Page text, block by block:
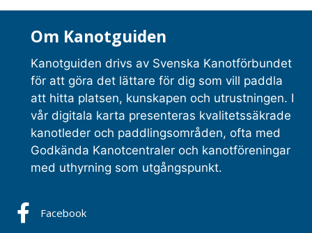
Om Kanotguiden
Kanotguiden drivs av Svenska Kanotförbundet
för att göra det lättare för dig som vill paddla
att hitta platsen, kunskapen och utrustningen. I
vår digitala karta presenteras kvalitetssäkrade
kanotleder och paddlingsområden, ofta med
Godkända Kanotcentraler och kanotföreningar
med uthyrning som utgångspunkt.
Facebook